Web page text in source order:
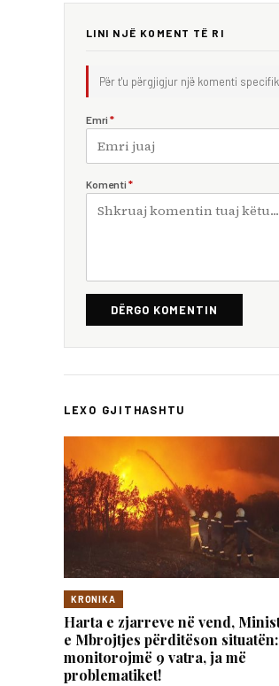
LINI NJË KOMENT TË RI
Për t'u përgjigjur një komenti
Emri *
Komenti *
DËRGO KOMENTIN
LEXO GJITHASHTU
KRONIKA
Harta e zjarreve në vend,
e Mbrojtjes përditëson
monitorojmë 9 vatra, ja më
problematiket!